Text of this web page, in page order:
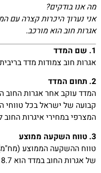
מה אנו בודקים?
אני נערוך היכרות קצרה עם
אגרות חוב הוא מורכב.
1. שם המדד
אגרות חוב צמודות מדד
2. תחום המדד
המדד עוקב אחר אגרות החוב
קבועה של ישראל בכל טווחי
המצרפי במחירי איגרות
3. טווח השקעה ממוצע
טווח ההשקעה הממוצע
של אגרות החוב במדד הוא 8.7 שנים.